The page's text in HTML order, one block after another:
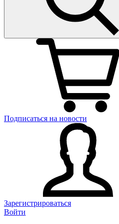
Подписаться на новости
Зарегистрироваться
Войти